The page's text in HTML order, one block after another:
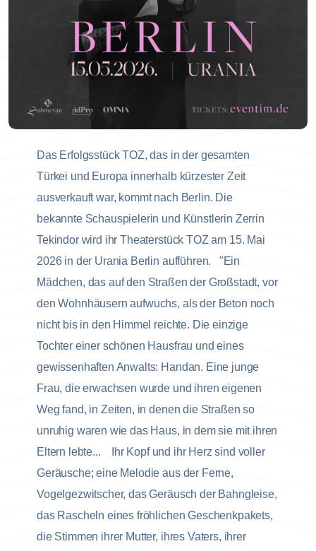
Das Erfolgsstück TOZ, das in der gesamten
Türkei und Europa innerhalb kürzester Zeit
ausverkauft war, kommt nach Berlin. Die
bekannte Schauspielerin und Künstlerin Zerrin
Tekindor wird ihr Theaterstück TOZ am 15. Mai
2026 in der Urania Berlin aufführen. "Ein
Mädchen, das auf den Straßen der Großstadt, vor
den Wohnhäusern aufwuchs, als der Beton noch
nicht bis in den Himmel reichte. Die einzige
Tochter einer schönen Hausfrau und eines
gewissenhaften Anwalts: Handan. Eine junge
Frau, die erwachsen wurde und ihren eigenen
Weg fand, in Zeiten, in denen die Straßen so
unruhig waren wie das Haus, in dem sie mit ihren
Eltern lebte... Ihr Kopf und ihr Herz sind voller
Geräusche; eine Melodie aus der Ferne,
Vogelgezwitscher, das Geräusch der Bahngleise,
das Rascheln eines fröhlichen Geschenkpakets,
die Stimmen ihrer Mutter, ihres Vaters, ihrer